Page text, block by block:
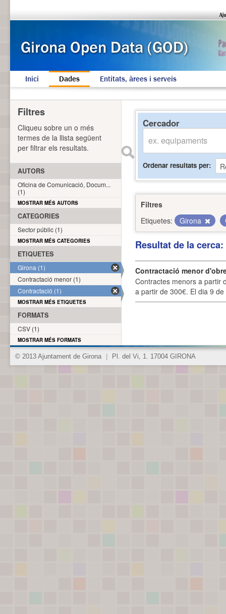
Inici Dades Entitats, àrees i serveis
Cercador
Ordenar resultats per
Filtres
Etiquetes:
Girona
Resultat de la
Contractació menor
Contractes menors a partir
a partir de 300€. El dia 9
Filtres
Cliqueu sobre un o més
termes de la llista següent
per filtrar els resultats.
AUTORS
Oficina de Comunicació, Docum...
(1)
MOSTRAR MÉS AUTORS
CATEGORIES
Sector públic (1)
MOSTRAR MÉS CATEGORIES
ETIQUETES
Girona (1)
Contractació menor (1)
Contractació (1)
MOSTRAR MÉS ETIQUETES
FORMATS
CSV (1)
MOSTRAR MÉS FORMATS
© 2013 Ajuntament de Girona Pl. del Vi, 1. 17004 GIRONA